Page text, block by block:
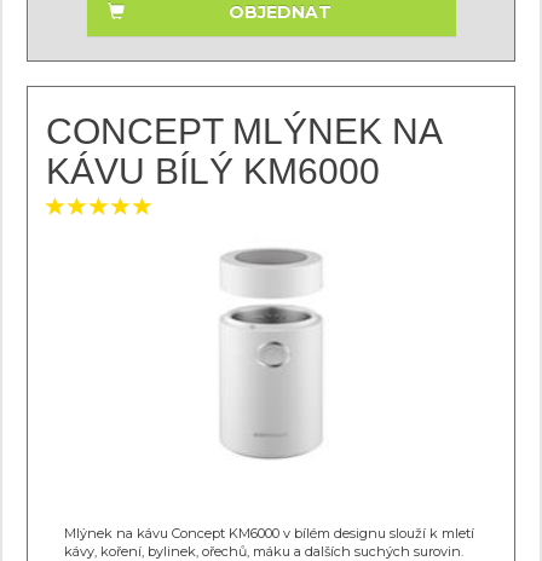
OBJEDNAT
CONCEPT MLÝNEK NA
KÁVU BÍLÝ KM6000
Mlýnek na kávu Concept KM6000 v bílém designu slouží k mletí
kávy, koření, bylinek, ořechů, máku a dalších suchých surovin.